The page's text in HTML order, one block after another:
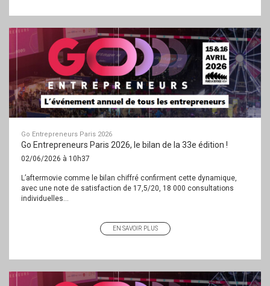
Go Entrepreneurs Paris 2026
Go Entrepreneurs Paris 2026, le bilan de la 33e édition !
02/06/2026 à 10h37
L’aftermovie comme le bilan chiffré confirment cette dynamique,
avec une note de satisfaction de 17,5/20, 18 000 consultations
individuelles...
EN SAVOIR PLUS